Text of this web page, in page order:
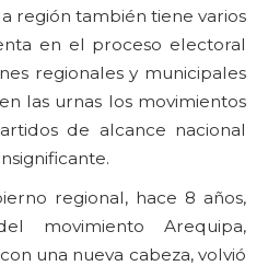
región también tiene varios
en el proceso electoral
regionales y municipales
las urnas los movimientos
de alcance nacional
regional, hace 8 años,
movimiento Arequipa,
una nueva cabeza, volvió